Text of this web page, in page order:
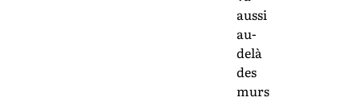
aussi
au-
delà
des
murs